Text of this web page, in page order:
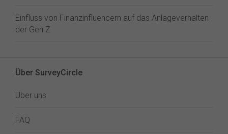
Einfluss von Finanzinfluencern auf das Anlageverhalten
der Gen Z⁠
Über SurveyCircle
Über uns
FAQ